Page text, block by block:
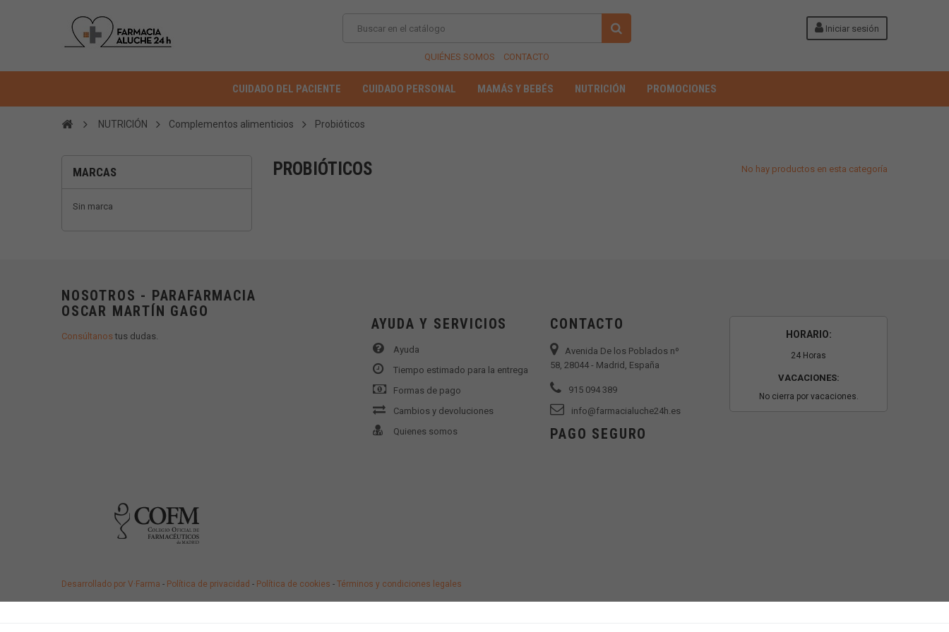
Iniciar sesión
QUIÉNES SOMOS CONTACTO
CUIDADO DEL PACIENTE CUIDADO PERSONAL MAMÁS Y BEBÉS NUTRICIÓN PROMOCIONES
NUTRICIÓN Complementos alimenticios Probióticos
MARCAS
Sin marca
PROBIÓTICOS No hay productos en esta categoría
NOSOTROS - PARAFARMACIA
OSCAR MARTÍN GAGO
Consúltanostus dudas.
AYUDA Y SERVICIOS
Ayuda
Tiempo estimado para la entrega
Formas de pago
Cambios y devoluciones
Quienes somos
CONTACTO
Avenida De los Poblados nº
58, 28044 - Madrid, España
915 094 389
info@farmacialuche24h.es
HORARIO:
24 Horas
VACACIONES:
No cierra por vacaciones.
PAGO SEGURO
Desarrollado por V·Farma - Política de privacidad - Política de cookies - Términos y condiciones legales